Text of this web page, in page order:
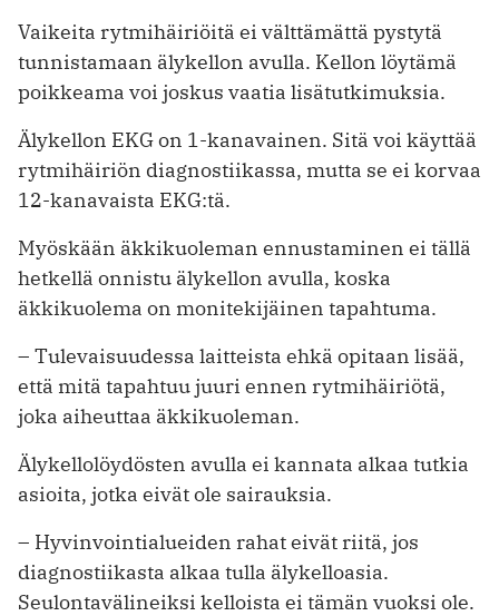
Vaikeita rytmihäiriöitä ei välttämättä pystytä
tunnistamaan älykellon avulla. Kellon löytämä
poikkeama voi joskus vaatia lisätutkimuksia.
Älykellon EKG on 1-kanavainen. Sitä voi käyttää
rytmihäiriön diagnostiikassa, mutta se ei korvaa
12-kanavaista EKG:tä.
Myöskään äkkikuoleman ennustaminen ei tällä
hetkellä onnistu älykellon avulla, koska
äkkikuolema on monitekijäinen tapahtuma.
– Tulevaisuudessa laitteista ehkä opitaan lisää,
että mitä tapahtuu juuri ennen rytmihäiriötä,
joka aiheuttaa äkkikuoleman.
Älykellolöydösten avulla ei kannata alkaa tutkia
asioita, jotka eivät ole sairauksia.
– Hyvinvointialueiden rahat eivät riitä, jos
diagnostiikasta alkaa tulla älykelloasia.
Seulontavälineiksi kelloista ei tämän vuoksi ole.